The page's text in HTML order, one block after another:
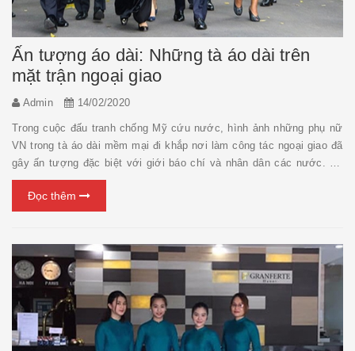
Ấn tượng áo dài: Những tà áo dài trên
mặt trận ngoại giao
Admin 14/02/2020
Trong cuộc đấu tranh chống Mỹ cứu nước, hình ảnh những phụ nữ
VN trong tà áo dài mềm mại đi khắp nơi làm công tác ngoại giao đã
gây ấn tượng đặc biệt với giới báo chí và nhân dân các nước. Bà
Nguyễn Thị Bình (trái) dẫn đoàn Mặt trận Dân tộc Giải phóng miền
Nam thăm một nhà máy ở Triều Tiên (Ảnh:...
Đọc thêm